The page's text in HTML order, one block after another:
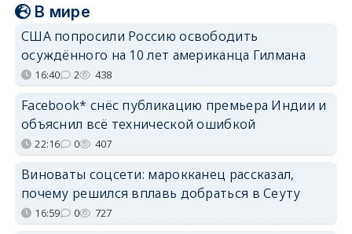
В мире
США попросили Россию освободить
осуждённого на 10 лет американца Гилмана
16:40 2 438
Facebook* снёс публикацию премьера Индии и
объяснил всё технической ошибкой
22:16 0 407
Виноваты соцсети: марокканец рассказал,
почему решился вплавь добраться в Сеуту
16:59 0 727